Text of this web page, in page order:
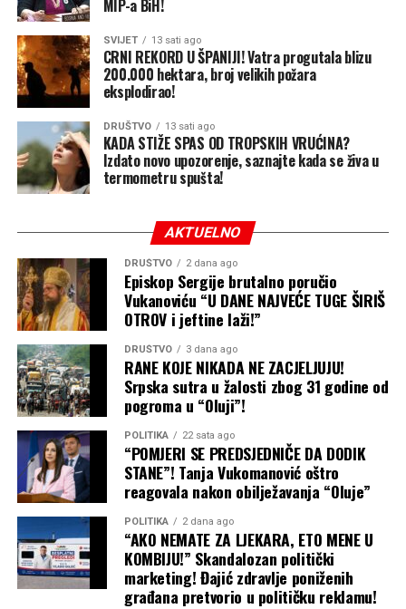
MIP-a BiH!
SVIJET 13 sati ago
CRNI REKORD U ŠPANIJI! Vatra progutala blizu
200.000 hektara, broj velikih požara
eksplodirao!
DRUŠTVO 13 sati ago
KADA STIŽE SPAS OD TROPSKIH VRUĆINA?
Izdato novo upozorenje, saznajte kada se živa u
termometru spušta!
AKTUELNO
DRUŠTVO 2 dana ago
Episkop Sergije brutalno poručio
Vukanoviću “U DANE NAJVEĆE TUGE ŠIRIŠ
OTROV i jeftine laži!”
DRUŠTVO 3 dana ago
RANE KOJE NIKADA NE ZACJELJUJU!
Srpska sutra u žalosti zbog 31 godine od
pogroma u “Oluji”!
POLITIKA 22 sata ago
“POMJERI SE PREDSJEDNIČE DA DODIK
STANE”! Tanja Vukomanović oštro
reagovala nakon obilježavanja “Oluje”
POLITIKA 2 dana ago
“AKO NEMATE ZA LJEKARA, ETO MENE U
KOMBIJU!” Skandalozan politički
marketing! Đajić zdravlje poniženih
građana pretvorio u političku reklamu!